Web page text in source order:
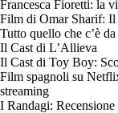
Francesca Fioretti: la
Film di Omar Sharif: Il
Tutto quello che c’è
Il Cast di L’Allieva
Il Cast di Toy Boy:
Film spagnoli su
streaming
I Randagi: